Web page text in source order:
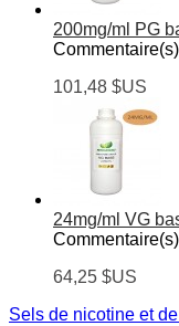
200mg/ml PG
101,48 $US
24mg/ml VG
64,25 $US
Sels de nicotine et